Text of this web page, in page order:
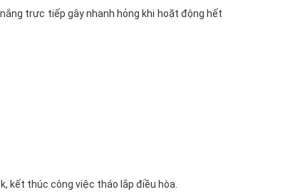
trực tiếp gây nhanh hỏng khi hoặt động hết
kết thúc công việc tháo lắp điều hòa.